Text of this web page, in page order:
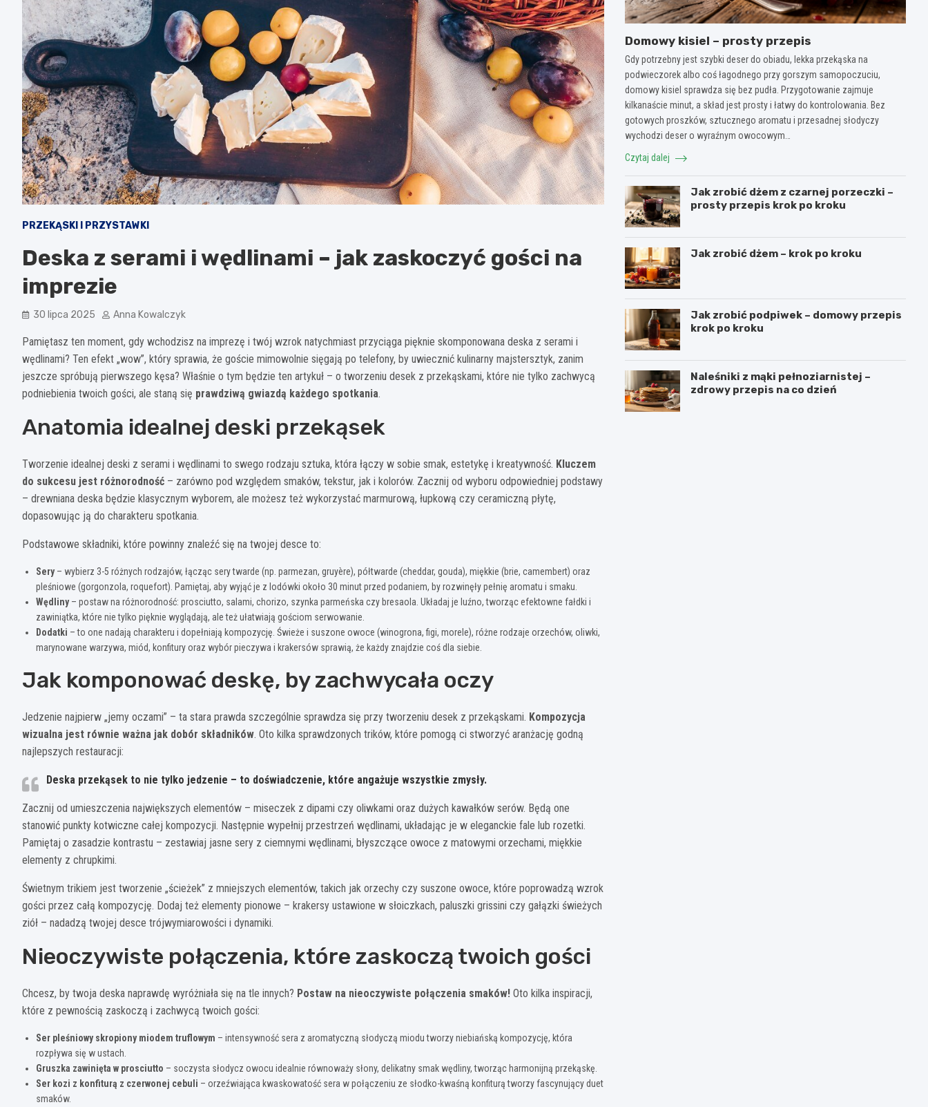
PRZEKĄSKI I PRZYSTAWKI
Deska z serami i wędlinami – jak zaskoczyć gości na
imprezie
30 lipca 2025 Anna Kowalczyk
Pamiętasz ten moment, gdy wchodzisz na imprezę i twój wzrok natychmiast przyciąga pięknie skomponowana deska z serami i
wędlinami? Ten efekt „wow”, który sprawia, że goście mimowolnie sięgają po telefony, by uwiecznić kulinarny majstersztyk, zanim
jeszcze spróbują pierwszego kęsa? Właśnie o tym będzie ten artykuł – o tworzeniu desek z przekąskami, które nie tylko zachwycą
podniebienia twoich gości, ale staną się prawdziwą gwiazdą każdego spotkania.
Anatomia idealnej deski przekąsek
Tworzenie idealnej deski z serami i wędlinami to swego rodzaju sztuka, która łączy w sobie smak, estetykę i kreatywność. Kluczem
do sukcesu jest różnorodność – zarówno pod względem smaków, tekstur, jak i kolorów. Zacznij od wyboru odpowiedniej podstawy
– drewniana deska będzie klasycznym wyborem, ale możesz też wykorzystać marmurową, łupkową czy ceramiczną płytę,
dopasowując ją do charakteru spotkania.
Podstawowe składniki, które powinny znaleźć się na twojej desce to:
Sery– wybierz 3-5 różnych rodzajów, łącząc sery twarde (np. parmezan, gruyère), półtwarde (cheddar, gouda), miękkie (brie, camembert) oraz
pleśniowe (gorgonzola, roquefort). Pamiętaj, aby wyjąć je z lodówki około 30 minut przed podaniem, by rozwinęły pełnię aromatu i smaku.
Wędliny– postaw na różnorodność: prosciutto, salami, chorizo, szynka parmeńska czy bresaola. Układaj je luźno, tworząc efektowne fałdki i
zawiniątka, które nie tylko pięknie wyglądają, ale też ułatwiają gościom serwowanie.
Dodatki – to one nadają charakteru i dopełniają kompozycję. Świeże i suszone owoce (winogrona, figi, morele), różne rodzaje orzechów, oliwki,
marynowane warzywa, miód, konfitury oraz wybór pieczywa i krakersów sprawią, że każdy znajdzie coś dla siebie.
Jak komponować deskę, by zachwycała oczy
Jedzenie najpierw „jemy oczami” – ta stara prawda szczególnie sprawdza się przy tworzeniu desek z przekąskami. Kompozycja
wizualna jest równie ważna jak dobór składników. Oto kilka sprawdzonych trików, które pomogą ci stworzyć aranżację godną
najlepszych restauracji:
Deska przekąsek to nie tylko jedzenie – to doświadczenie, które angażuje wszystkie zmysły.
Zacznij od umieszczenia największych elementów – miseczek z dipami czy oliwkami oraz dużych kawałków serów. Będą one
stanowić punkty kotwiczne całej kompozycji. Następnie wypełnij przestrzeń wędlinami, układając je w eleganckie fale lub rozetki.
Pamiętaj o zasadzie kontrastu – zestawiaj jasne sery z ciemnymi wędlinami, błyszczące owoce z matowymi orzechami, miękkie
elementy z chrupkimi.
Świetnym trikiem jest tworzenie „ścieżek” z mniejszych elementów, takich jak orzechy czy suszone owoce, które poprowadzą wzrok
gości przez całą kompozycję. Dodaj też elementy pionowe – krakersy ustawione w słoiczkach, paluszki grissini czy gałązki świeżych
ziół – nadadzą twojej desce trójwymiarowości i dynamiki.
Nieoczywiste połączenia, które zaskoczą twoich gości
Chcesz, by twoja deska naprawdę wyróżniała się na tle innych? Postaw na nieoczywiste połączenia smaków! Oto kilka inspiracji,
które z pewnością zaskoczą i zachwycą twoich gości:
Ser pleśniowy skropiony miodem truflowym – intensywność sera z aromatyczną słodyczą miodu tworzy niebiańską kompozycję, która
rozpływa się w ustach.
Gruszka zawinięta w prosciutto – soczysta słodycz owocu idealnie równoważy słony, delikatny smak wędliny, tworząc harmonijną przekąskę.
Ser kozi z konfiturą z czerwonej cebuli – orzeźwiająca kwaskowatość sera w połączeniu ze słodko-kwaśną konfiturą tworzy fascynujący duet
smaków.
Domowy kisiel – prosty przepis
Gdy potrzebny jest szybki deser do obiadu, lekka przekąska na
podwieczorek albo coś łagodnego przy gorszym samopoczuciu,
domowy kisiel sprawdza się bez pudła. Przygotowanie zajmuje
kilkanaście minut, a skład jest prosty i łatwy do kontrolowania. Bez
gotowych proszków, sztucznego aromatu i przesadnej słodyczy
wychodzi deser o wyraźnym owocowym…
Czytaj dalej
Jak zrobić dżem z czarnej porzeczki –
prosty przepis krok po kroku
Jak zrobić dżem – krok po kroku
Jak zrobić podpiwek – domowy przepis
krok po kroku
Naleśniki z mąki pełnoziarnistej –
zdrowy przepis na co dzień